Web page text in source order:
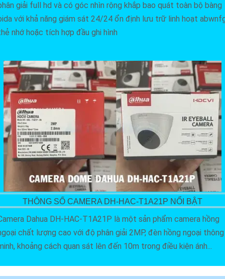
giải full hd và có góc nhìn rộng khắp bao quát toàn bộ bàng
với khả năng giám sát 24/24 ổn định lưu trữ linh hoạt
nhớ hoặc tích hợp đầu ghi hình
THÔNG SỐ CAMERA DH-HAC-T1A21P NỔI BẬT
Dahua DH-HAC-T1A21P là một sản phẩm camera hồng
chất lượng cao với độ phân giải 2MP, đèn hồng ngoại thông
khoảng cách quan sát lên đến 10m trong điều kiện ánh...